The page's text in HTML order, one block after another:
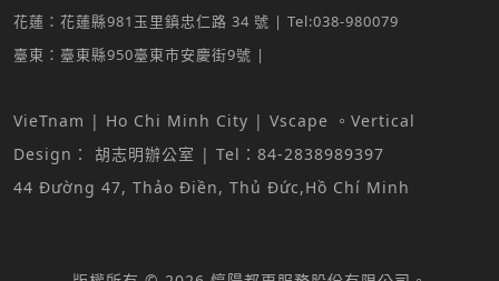
花蓮：花蓮縣981玉里鎮忠仁路 34 號 | Tel:038-980079
臺東：臺東縣950臺東市安慶街9號 |
VieTnam | Ho Chi Minh City | Vscape 。Vertical
Design： 胡志明辦公室 | Tel：84-2838989397
44 Đường 47, Thảo Điền, Thủ Đức,Hồ Chí Minh